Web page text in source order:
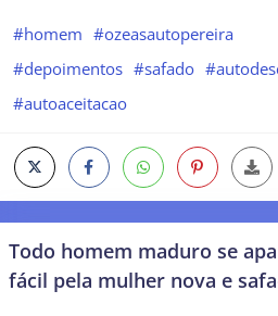
#homem #ozeasautopereira
#depoimentos #safado
#autoaceitacao
Todo homem maduro se
fácil pela mulher nova e